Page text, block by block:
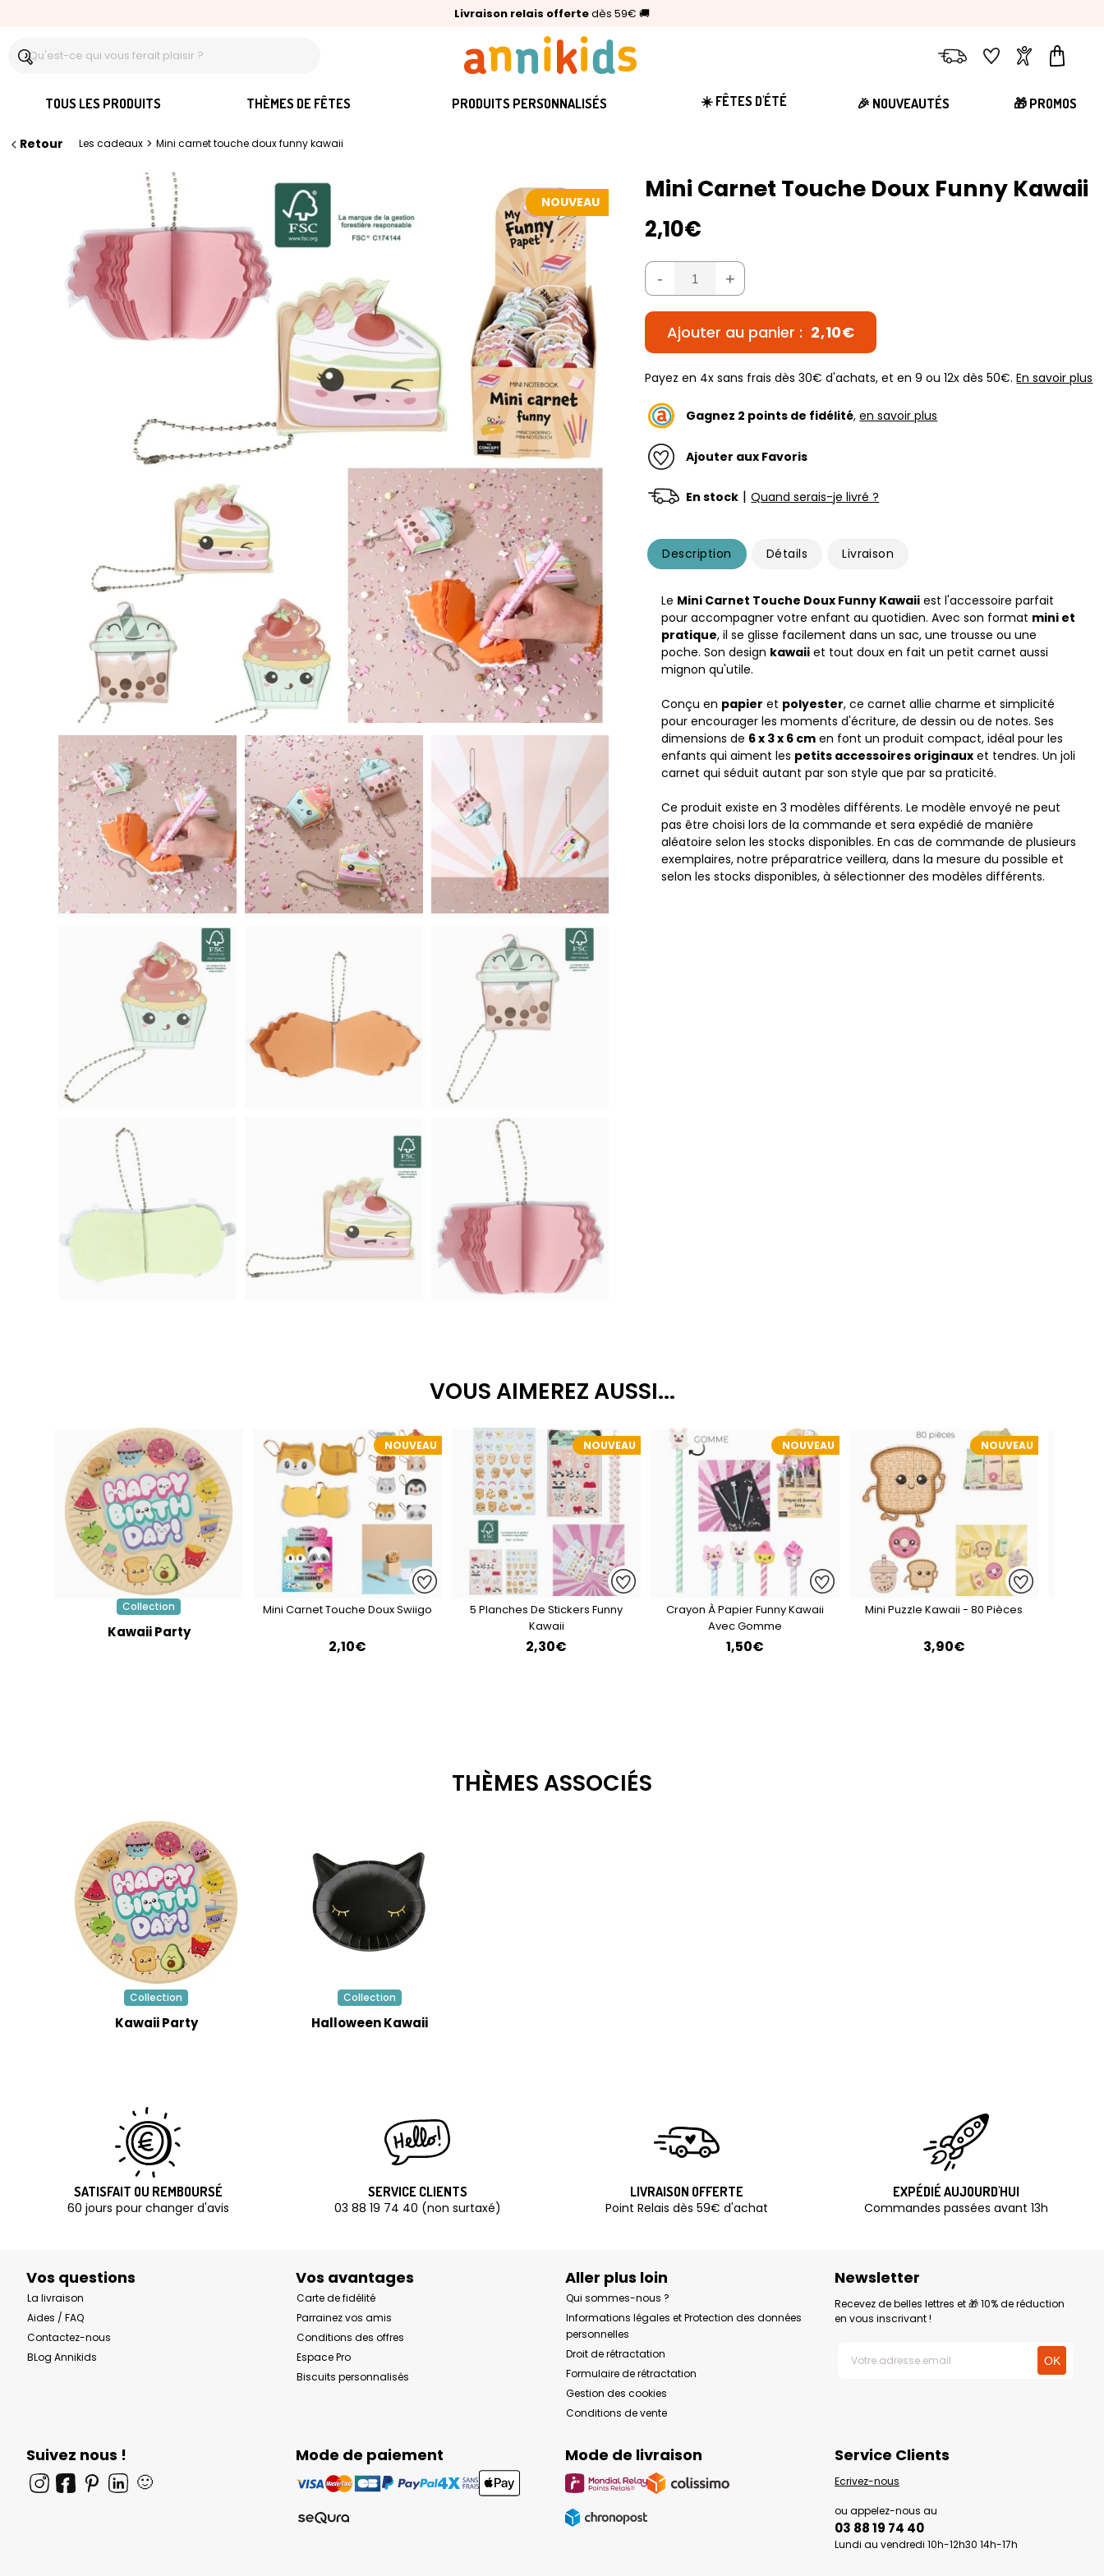
Livraison relais offertedès 59€ 🚚
🥇Palmarès Capital 2025 :Annikids N°1
⭐⭐⭐⭐⭐4,6/5(24 000 avis clients)
LivraisonFavorisComptePanier
TOUS LES PRODUITS THÈMES DE FÊTES PRODUITS PERSONNALISÉS ☀️ FÊTES D'ÉTÉ 🎉 NOUVEAUTÉS 🎁 PROMOS
Retour Les cadeaux > Mini carnet touche doux funny kawaii
NOUVEAU Mini Carnet Touche Doux Funny Kawaii
2,10€
- +
Ajouter au panier : 2,10€
Payez en 4x sans frais dès 30€ d'achats, et en 9 ou 12x dès 50€.En savoir plus
Gagnez 2 points de fidélité,en savoir plus
Ajouter aux Favoris
En stock | Quand serais-je livré ?
Description Détails Livraison
Le Mini Carnet Touche Doux Funny Kawaii est l'accessoire parfait
pour accompagner votre enfant au quotidien. Avec son format mini et
pratique, il se glisse facilement dans un sac, une trousse ou une
poche. Son design kawaii et tout doux en fait un petit carnet aussi
mignon qu'utile.
Conçu en papier et polyester, ce carnet allie charme et simplicité
pour encourager les moments d'écriture, de dessin ou de notes. Ses
dimensions de 6 x 3 x 6 cm en font un produit compact, idéal pour les
enfants qui aiment les petits accessoires originaux et tendres. Un joli
carnet qui séduit autant par son style que par sa praticité.
Ce produit existe en 3 modèles différents. Le modèle envoyé ne peut
pas être choisi lors de la commande et sera expédié de manière
aléatoire selon les stocks disponibles. En cas de commande de plusieurs
exemplaires, notre préparatrice veillera, dans la mesure du possible et
selon les stocks disponibles, à sélectionner des modèles différents.
VOUS AIMEREZ AUSSI...
Collection
Kawaii Party
NOUVEAU
Mini Carnet Touche Doux Swiigo
2,10€
NOUVEAU
5 Planches De Stickers Funny
Kawaii
2,30€
NOUVEAU
Crayon À Papier Funny Kawaii
Avec Gomme
1,50€
NOUVEAU
Mini Puzzle Kawaii - 80 Pièces
3,90€
THÈMES ASSOCIÉS
Collection
Kawaii Party
Collection
Halloween Kawaii
SATISFAIT OU REMBOURSÉ
60 jours pour changer d'avis
SERVICE CLIENTS
03 88 19 74 40 (non surtaxé)
LIVRAISON OFFERTE
Point Relais dès 59€ d'achat
EXPÉDIÉ AUJOURD'HUI
Commandes passées avant 13h
Vos questions
La livraison
Aides / FAQ
Contactez-nous
BLog Annikids
Vos avantages
Carte de fidélité
Parrainez vos amis
Conditions des offres
Espace Pro
Biscuits personnalisés
Aller plus loin
Qui sommes-nous ?
Informations légales et Protection des données
personnelles
Droit de rétractation
Formulaire de rétractation
Gestion des cookies
Conditions de vente
Newsletter
Recevez de belles lettres et 🎁 10% de réduction
en vous inscrivant !
Suivez nous !
🙂
Mode de paiement Mode de livraison Service Clients
Ecrivez-nous
ou appelez-nous au
03 88 19 74 40
Lundi au vendredi 10h-12h30 14h-17h